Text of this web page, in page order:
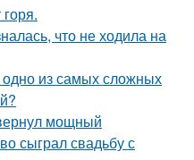
что не ходила на
из самых сложных
мощный
сыграл свадьбу с